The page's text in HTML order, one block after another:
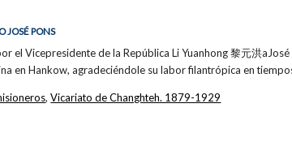
JOSÉ PONS
el Vicepresidente de la República Li Yuanhong 黎元洪
en Hankow, agradeciéndole su labor filantrópica en
,Vicariato de Changhteh. 1879-1929